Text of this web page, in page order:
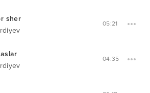
sher
05:21
04:35